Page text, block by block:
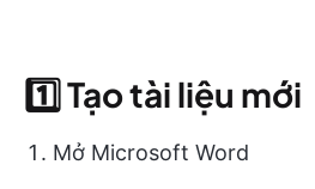
1️⃣Tạo tài liệu mới
Mở Microsoft Word